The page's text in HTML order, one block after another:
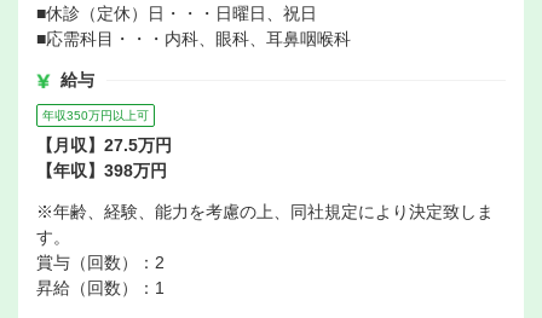
■休診（定休）日・・・日曜日、祝日
■応需科目・・・内科、眼科、耳鼻咽喉科
給与
年収350万円以上可
【月収】27.5万円
【年収】398万円
※年齢、経験、能力を考慮の上、同社規定により決定致しま
す。
賞与（回数）：2
昇給（回数）：1